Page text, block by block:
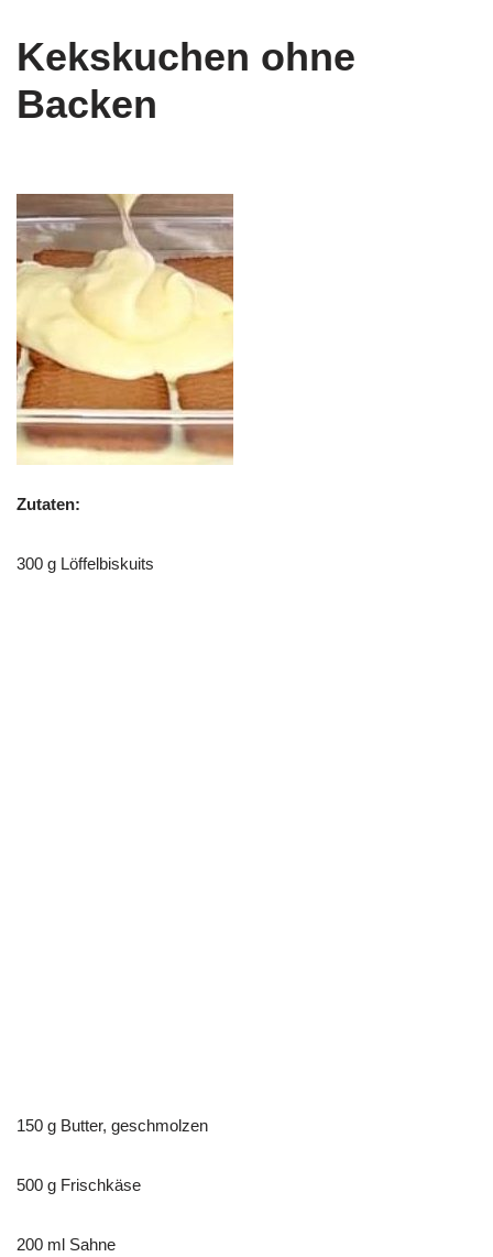
Kekskuchen ohne
Backen
Zutaten:
300 g Löffelbiskuits
150 g Butter, geschmolzen
500 g Frischkäse
200 ml Sahne